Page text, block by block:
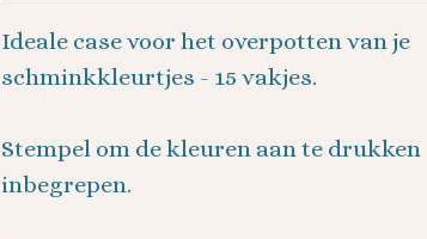
Ideale case voor het overpotten van je
schminkkleurtjes - 15 vakjes.
Stempel om de kleuren aan te drukken
inbegrepen.